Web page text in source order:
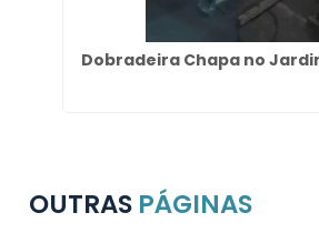
Dobradeira Chapa no
OUTRAS PÁGINAS